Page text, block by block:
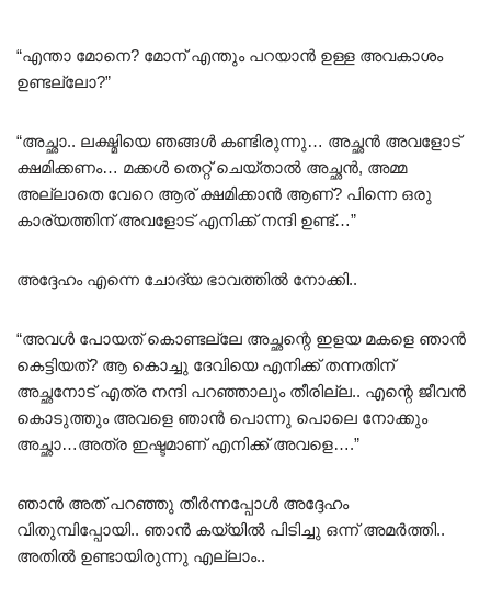
“എന്താ മോനെ? മോന് എന്തും പറയാൻ ഉള്ള അവകാശം
ഉണ്ടല്ലോ?”
“അച്ഛാ.. ലക്ഷ്മിയെ ഞങ്ങൾ കണ്ടിരുന്നു… അച്ഛൻ അവളോട്
ക്ഷമിക്കണം… മക്കൾ തെറ്റ് ചെയ്താൽ അച്ഛൻ, അമ്മ
അല്ലാതെ വേറെ ആര് ക്ഷമിക്കാൻ ആണ്? പിന്നെ ഒരു
കാര്യത്തിന് അവളോട് എനിക്ക് നന്ദി ഉണ്ട്…”
അദ്ദേഹം എന്നെ ചോദ്യ ഭാവത്തിൽ നോക്കി..
“അവൾ പോയത് കൊണ്ടല്ലേ അച്ഛന്റെ ഇളയ മകളെ ഞാൻ
കെട്ടിയത്? ആ കൊച്ചു ദേവിയെ എനിക്ക് തന്നതിന്
അച്ഛനോട് എത്ര നന്ദി പറഞ്ഞാലും തീരില്ല.. എന്റെ ജീവൻ
കൊടുത്തും അവളെ ഞാൻ പൊന്നു പൊലെ നോക്കും
അച്ഛാ…അത്ര ഇഷ്ടമാണ് എനിക്ക് അവളെ….”
ഞാൻ അത് പറഞ്ഞു തീർന്നപ്പോൾ അദ്ദേഹം
വിതുമ്പിപ്പോയി.. ഞാൻ കയ്യിൽ പിടിച്ചു ഒന്ന് അമർത്തി..
അതിൽ ഉണ്ടായിരുന്നു എല്ലാം..